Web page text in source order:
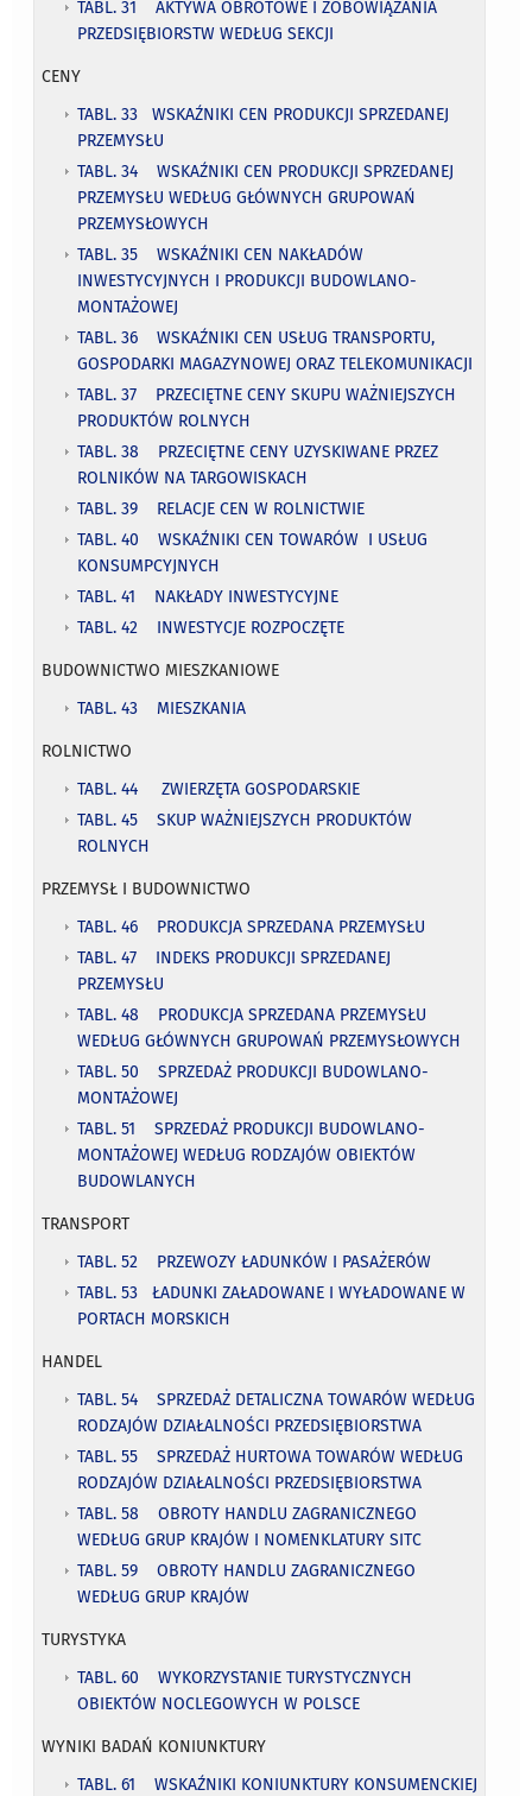
TABL. 31 AKTYWA OBROTOWE I ZOBOWIĄZANIA
PRZEDSIĘBIORSTW WEDŁUG SEKCJI
CENY
TABL. 33 WSKAŹNIKI CEN PRODUKCJI SPRZEDANEJ
PRZEMYSŁU
TABL. 34 WSKAŹNIKI CEN PRODUKCJI SPRZEDANEJ
PRZEMYSŁU WEDŁUG GŁÓWNYCH GRUPOWAŃ
PRZEMYSŁOWYCH
TABL. 35 WSKAŹNIKI CEN NAKŁADÓW
INWESTYCYJNYCH I PRODUKCJI BUDOWLANO-
MONTAŻOWEJ
TABL. 36 WSKAŹNIKI CEN USŁUG TRANSPORTU,
GOSPODARKI MAGAZYNOWEJ ORAZ TELEKOMUNIKACJI
TABL. 37 PRZECIĘTNE CENY SKUPU WAŻNIEJSZYCH
PRODUKTÓW ROLNYCH
TABL. 38 PRZECIĘTNE CENY UZYSKIWANE PRZEZ
ROLNIKÓW NA TARGOWISKACH
TABL. 39 RELACJE CEN W ROLNICTWIE
TABL. 40 WSKAŹNIKI CEN TOWARÓW I USŁUG
KONSUMPCYJNYCH
TABL. 41 NAKŁADY INWESTYCYJNE
TABL. 42 INWESTYCJE ROZPOCZĘTE
BUDOWNICTWO MIESZKANIOWE
TABL. 43 MIESZKANIA
ROLNICTWO
TABL. 44 ZWIERZĘTA GOSPODARSKIE
TABL. 45 SKUP WAŻNIEJSZYCH PRODUKTÓW
ROLNYCH
PRZEMYSŁ I BUDOWNICTWO
TABL. 46 PRODUKCJA SPRZEDANA PRZEMYSŁU
TABL. 47 INDEKS PRODUKCJI SPRZEDANEJ
PRZEMYSŁU
TABL. 48 PRODUKCJA SPRZEDANA PRZEMYSŁU
WEDŁUG GŁÓWNYCH GRUPOWAŃ PRZEMYSŁOWYCH
TABL. 50 SPRZEDAŻ PRODUKCJI BUDOWLANO-
MONTAŻOWEJ
TABL. 51 SPRZEDAŻ PRODUKCJI BUDOWLANO-
MONTAŻOWEJ WEDŁUG RODZAJÓW OBIEKTÓW
BUDOWLANYCH
TRANSPORT
TABL. 52 PRZEWOZY ŁADUNKÓW I PASAŻERÓW
TABL. 53 ŁADUNKI ZAŁADOWANE I WYŁADOWANE W
PORTACH MORSKICH
HANDEL
TABL. 54 SPRZEDAŻ DETALICZNA TOWARÓW WEDŁUG
RODZAJÓW DZIAŁALNOŚCI PRZEDSIĘBIORSTWA
TABL. 55 SPRZEDAŻ HURTOWA TOWARÓW WEDŁUG
RODZAJÓW DZIAŁALNOŚCI PRZEDSIĘBIORSTWA
TABL. 58 OBROTY HANDLU ZAGRANICZNEGO
WEDŁUG GRUP KRAJÓW I NOMENKLATURY SITC
TABL. 59 OBROTY HANDLU ZAGRANICZNEGO
WEDŁUG GRUP KRAJÓW
TURYSTYKA
TABL. 60 WYKORZYSTANIE TURYSTYCZNYCH
OBIEKTÓW NOCLEGOWYCH W POLSCE
WYNIKI BADAŃ KONIUNKTURY
TABL. 61 WSKAŹNIKI KONIUNKTURY KONSUMENCKIEJ